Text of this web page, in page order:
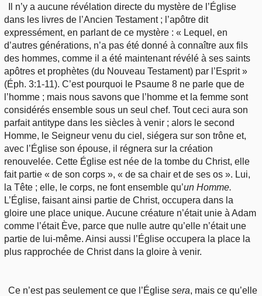
Il n’y a aucune révélation directe du mystère de l’Église
dans les livres de l’Ancien Testament ; l’apôtre dit
expressément, en parlant de ce mystère : « Lequel, en
d’autres générations, n’a pas été donné à connaître aux fils
des hommes, comme il a été maintenant révélé à ses saints
apôtres et prophètes (du Nouveau Testament) par l’Esprit »
(Éph. 3:1-11). C’est pourquoi le Psaume 8 ne parle que de
l’homme ; mais nous savons que l’homme et la femme sont
considérés ensemble sous un seul chef. Tout ceci aura son
parfait antitype dans les siècles à venir ; alors le second
Homme, le Seigneur venu du ciel, siégera sur son trône et,
avec l’Église son épouse, il régnera sur la création
renouvelée. Cette Église est née de la tombe du Christ, elle
fait partie « de son corps », « de sa chair et de ses os ». Lui,
la Tête ; elle, le corps, ne font ensemble qu’un Homme.
L’Église, faisant ainsi partie de Christ, occupera dans la
gloire une place unique. Aucune créature n’était unie à Adam
comme l’était Ève, parce que nulle autre qu’elle n’était une
partie de lui-même. Ainsi aussi l’Église occupera la place la
plus rapprochée de Christ dans la gloire à venir.
Ce n’est pas seulement ce que l’Églisesera, mais ce qu’elle